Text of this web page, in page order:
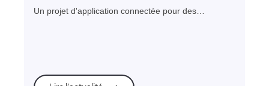
indispensables d’une application pour
commercial itinérant
Un projet d'application connectée pour des